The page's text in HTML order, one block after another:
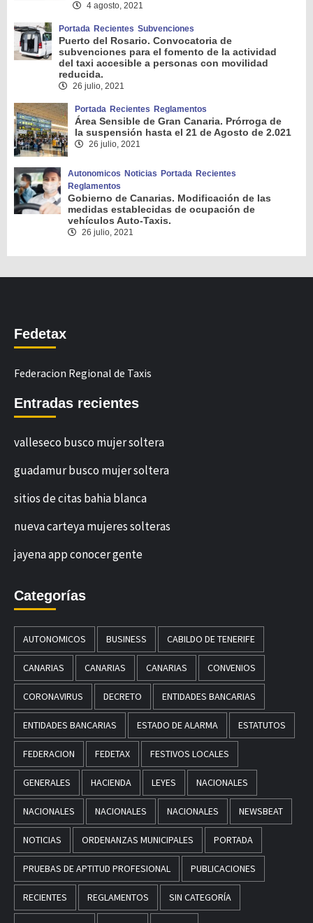
4 agosto, 2021
Portada Recientes Subvenciones
Puerto del Rosario. Convocatoria de
subvenciones para el fomento de la actividad
del taxi accesible a personas con movilidad
reducida.
26 julio, 2021
Portada Recientes Reglamentos
Área Sensible de Gran Canaria. Prórroga de
la suspensión hasta el 21 de Agosto de 2.021
26 julio, 2021
Autonomicos Noticias Portada Recientes
Reglamentos
Gobierno de Canarias. Modificación de las
medidas establecidas de ocupación de
vehículos Auto-Taxis.
26 julio, 2021
Fedetax
Federacion Regional de Taxis
Entradas recientes
valleseco busco mujer soltera
guadamur busco mujer soltera
sitios de citas bahia blanca
nueva carteya mujeres solteras
jayena app conocer gente
Categorías
AUTONOMICOS BUSINESS CABILDO DE TENERIFE
CANARIAS CANARIAS CANARIAS CONVENIOS
CORONAVIRUS DECRETO ENTIDADES BANCARIAS
ENTIDADES BANCARIAS ESTADO DE ALARMA ESTATUTOS
FEDERACION FEDETAX FESTIVOS LOCALES
GENERALES HACIENDA LEYES NACIONALES
NACIONALES NACIONALES NACIONALES NEWSBEAT
NOTICIAS ORDENANZAS MUNICIPALES PORTADA
PRUEBAS DE APTITUD PROFESIONAL PUBLICACIONES
RECIENTES REGLAMENTOS SIN CATEGORÍA